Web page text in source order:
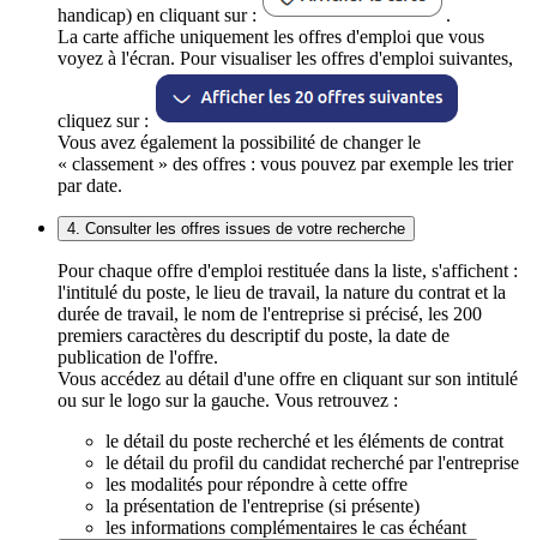
handicap) en cliquant sur :
.
La carte affiche uniquement les offres d'emploi que vous
voyez à l'écran. Pour visualiser les offres d'emploi suivantes,
cliquez sur :
Vous avez également la possibilité de changer le
« classement » des offres : vous pouvez par exemple les trier
par date.
4. Consulter les offres issues de votre recherche
Pour chaque offre d'emploi restituée dans la liste, s'affichent :
l'intitulé du poste, le lieu de travail, la nature du contrat et la
durée de travail, le nom de l'entreprise si précisé, les 200
premiers caractères du descriptif du poste, la date de
publication de l'offre.
Vous accédez au détail d'une offre en cliquant sur son intitulé
ou sur le logo sur la gauche. Vous retrouvez :
le détail du poste recherché et les éléments de contrat
le détail du profil du candidat recherché par l'entreprise
les modalités pour répondre à cette offre
la présentation de l'entreprise (si présente)
les informations complémentaires le cas échéant